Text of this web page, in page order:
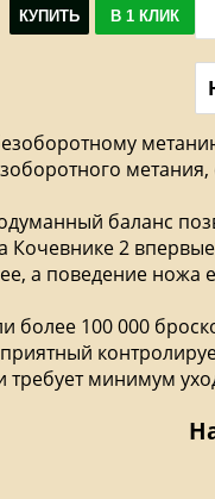
КУПИТЬ В 1 КЛИК
баланс
Кочевнике 2
а поведение
более 100 000
минимум